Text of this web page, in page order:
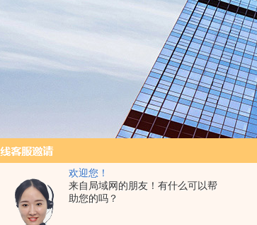
欢迎您！
来自局域网的朋友！有什么可以帮
助您的吗？